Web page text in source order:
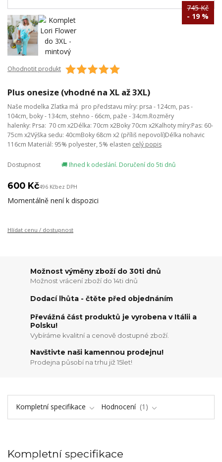
745 Kč
- 19 %
Ohodnotit produkt
Plus onesize (vhodné na XL až 3XL)
Naše modelka Zlatka má pro představu míry: prsa - 124cm, pas -
104cm, boky - 134cm, stehno - 66cm, paže - 34cm.Rozměry
halenky: Prsa: 70 cm x2Délka: 70cm x2Boky 70cm x2Kalhoty míry:Pas: 60-
75cm x2Výška sedu: 40cmBoky 68cm x2 (příliš nepovolí)Délka nohavic
116cm Materiál: 95% polyester, 5% elasten celý popis
Dostupnost 🚚 Ihned k odeslání. Doručení do 5ti dnů
600 Kč496 Kčbez DPH
Momentálně není k dispozici
Hlídat cenu / dostupnost
Možnost výměny zboží do 30ti dnů
Možnost vrácení zboží do 14ti dnů
Dodací lhůta - čtěte před objednáním
Převážná část produktů je vyrobena v Itálii a
Polsku!
Vybíráme kvalitní a cenově dostupné zboží.
Navštivte naši kamennou prodejnu!
Prodejna působí na trhu již 15let!
Kompletní specifikace Hodnocení 1
Kompletní specifikace